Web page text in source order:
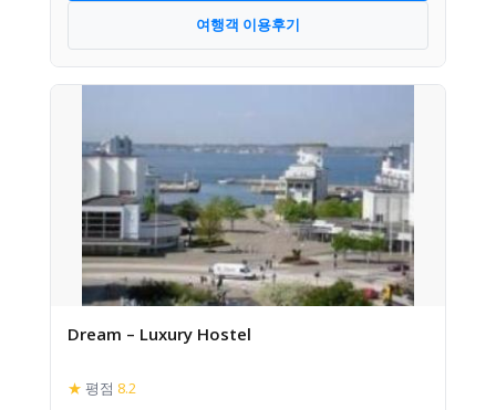
여행객 이용후기
Dream – Luxury Hostel
★ 평점 8.2